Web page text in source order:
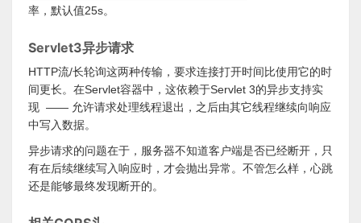
率，默认值25s。
Servlet3异步请求
HTTP流/长轮询这两种传输，要求连接打开时间比使用它的时
间更长。在Servlet容器中，这依赖于Servlet 3的异步支持实
现 —— 允许请求处理线程退出，之后由其它线程继续向响应
中写入数据。
异步请求的问题在于，服务器不知道客户端是否已经断开，只
有在后续继续写入响应时，才会抛出异常。不管怎么样，心跳
还是能够最终发现断开的。